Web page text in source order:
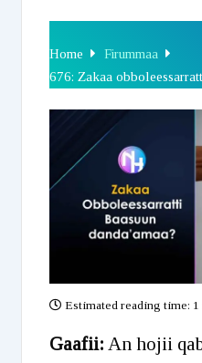
Home
Firummaa
676: Zakaa
Estimated reading time:
Gaafii: An hojii